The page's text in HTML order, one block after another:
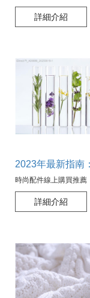
詳細介紹
時尚配件線上購買推薦
詳細介紹